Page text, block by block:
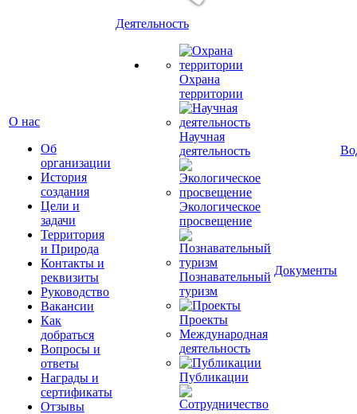
О нас
Об
организации
История
создания
Цели и
задачи
Территория
и Природа
Контакты и
реквизиты
Руководство
Вакансии
Как
добраться
Вопросы и
ответы
Награды и
сертификаты
Отзывы
Деятельность
Охрана
территории
Научная
деятельность
Экологическое
просвещение
Познавательный
туризм
Проекты
Международная
деятельность
Публикации
Документы